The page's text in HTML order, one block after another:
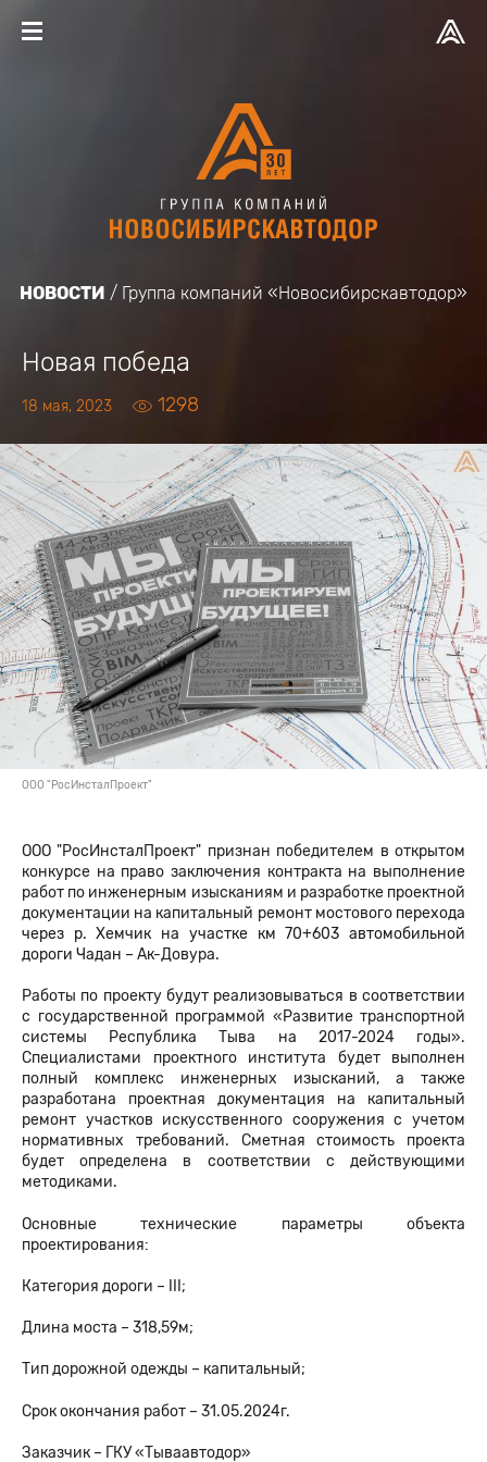
НОВОСТИ Группа компаний «Новосибирскавтодор»
Новая победа
18 мая, 2023 1298
ООО "РосИнсталПроект"
ООО "РосИнсталПроект" признан победителем в открытом
конкурсе на право заключения контракта на выполнение
работ по инженерным изысканиям и разработке проектной
документации на капитальный ремонт мостовогоперехода
через р. Хемчик на участке км 70+603 автомобильной
дороги Чадан – Ак-Довура.
Работы по проекту будут реализовываться в соответствии
с государственной программой «Развитие транспортной
системы Республика Тыва на 2017-2024 годы».
Специалистами проектного института будет выполнен
полный комплекс инженерных изысканий, а также
разработана проектная документация на капитальный
ремонт участков искусственного сооружения с учетом
нормативных требований. Сметная стоимость проекта
будет определена в соответствии с действующими
методиками.
Основные технические параметры объекта
проектирования:
Категория дороги – ;
Длина моста – 318,59м;
Тип дорожной одежды – капитальный;
Срок окончания работ – 31.05.2024г.
Заказчик – ГКУ «Тываавтодор»